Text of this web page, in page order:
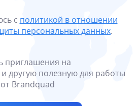
с политикой в отношении
персональных данных.
приглашения на
другую полезную для работы
Brandquad